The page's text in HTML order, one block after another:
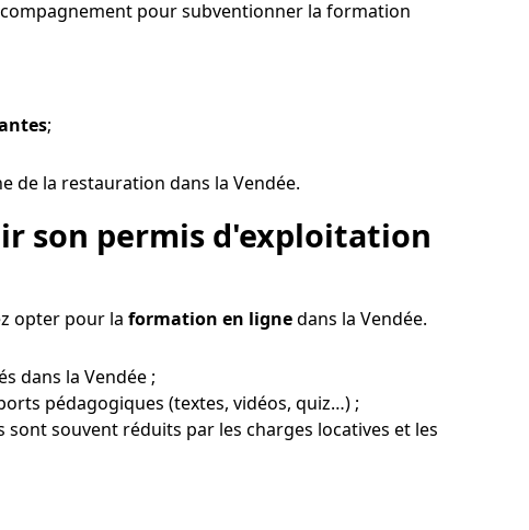
pour subventionner la formation
;
de la restauration dans la Vendée.
son permis d'exploitation
opter pour la formation en lignedans la Vendée.
dans la Vendée ;
pédagogiques (textes, vidéos, quiz…) ;
souvent réduits par les charges locatives et les